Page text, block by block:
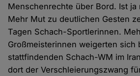
Menschenrechte über Bord. Ist ja
Mehr Mut zu deutlichen Gesten
Tagen Schach-Sportlerinnen.
Großmeisterinnen weigerten sich
stattfindenden Schach-WM im
dort der Verschleierungszwang